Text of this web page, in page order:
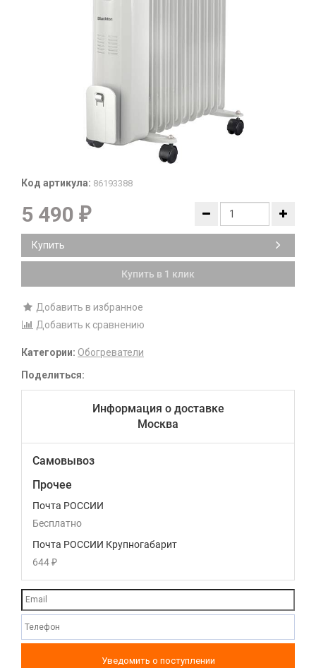
Код артикула: 86193388
5 490 ₽
Купить
Купить в 1 клик
Добавить в избранное
Добавить к сравнению
Категории: Обогреватели
Поделиться:
Информация о доставке
Москва
Самовывоз
Прочее
Почта РОССИИ
Бесплатно
Почта РОССИИ Крупногабарит
644 ₽
Уведомить о поступлении